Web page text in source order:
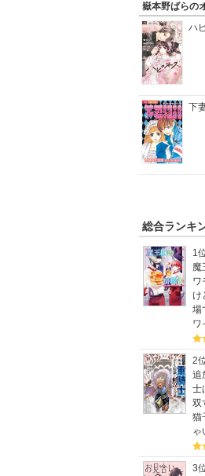
嶽本野ばらの
ハ
下
総合ランキ
1
魔
ワ
け
場
ワ
2
追
士
双
猫
ゃ
3